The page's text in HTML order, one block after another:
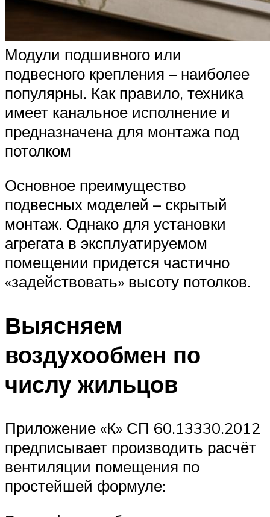
Модули подшивного или
подвесного крепления – наиболее
популярны. Как правило, техника
имеет канальное исполнение и
предназначена для монтажа под
потолком
Основное преимущество
подвесных моделей – скрытый
монтаж. Однако для установки
агрегата в эксплуатируемом
помещении придется частично
«задействовать» высоту потолков.
Выясняем
воздухообмен по
числу жильцов
Приложение «К» СП 60.13330.2012
предписывает производить расчёт
вентиляции помещения по
простейшей формуле: